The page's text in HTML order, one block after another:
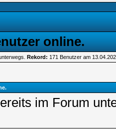
online.
Rekord: 171 Benutzer am
im Forum